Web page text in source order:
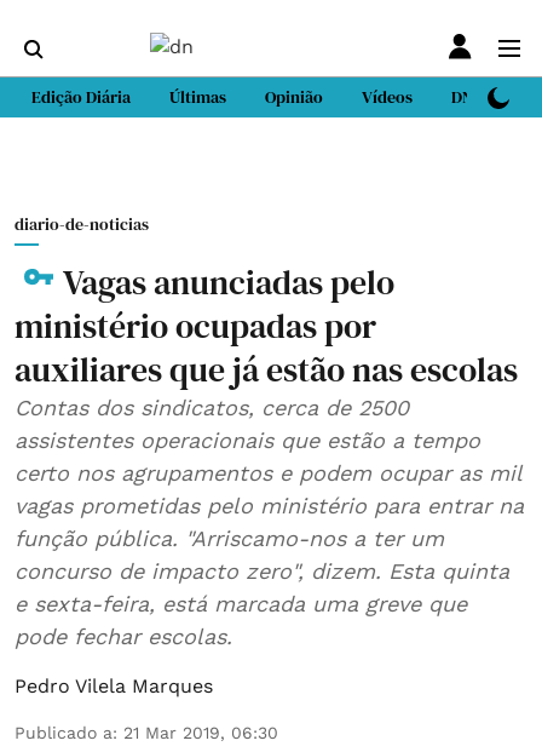
Edição Diária Últimas Opinião Vídeos DN Sport
diario-de-noticias
Vagas anunciadas pelo
ministério ocupadas por
auxiliares que já estão nas escolas
Contas dos sindicatos, cerca de 2500
assistentes operacionais que estão a tempo
certo nos agrupamentos e podem ocupar as mil
vagas prometidas pelo ministério para entrar na
função pública. "Arriscamo-nos a ter um
concurso de impacto zero", dizem. Esta quinta
e sexta-feira, está marcada uma greve que
pode fechar escolas.
Pedro Vilela Marques
Publicado a: 21 Mar 2019, 06:30